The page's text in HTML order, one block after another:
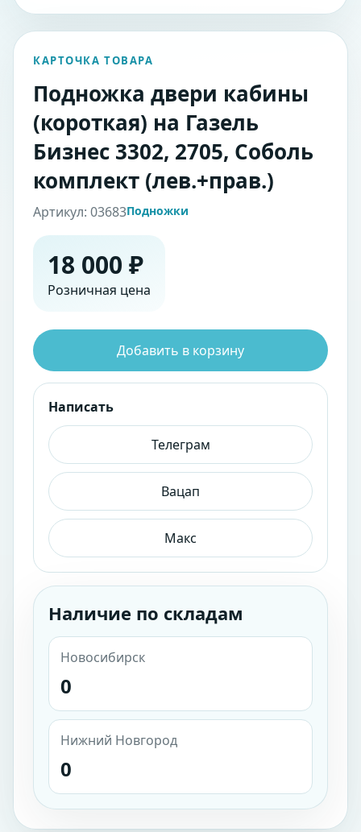
КАРТОЧКА ТОВАРА
Подножка двери кабины
(короткая) на Газель
Бизнес 3302, 2705, Соболь
комплект (лев.+прав.)
Артикул: 03683Подножки
18 000 ₽
Розничная цена
Добавить в корзину
Написать
Телеграм
Вацап
Макс
Наличие по складам
Новосибирск
0
Нижний Новгород
0